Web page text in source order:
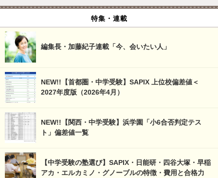
特集・連載
編集長・加藤紀子連載「今、会いたい人」
NEW!!【首都圏・中学受験】SAPIX 上位校偏差値＜
2027年度版（2026年4月）
NEW!!【関西・中学受験】浜学園「小6合否判定テス
ト」偏差値一覧
【中学受験の塾選び】SAPIX・日能研・四谷大塚・早稲
アカ・エルカミノ・グノーブルの特徴・費用と合格力